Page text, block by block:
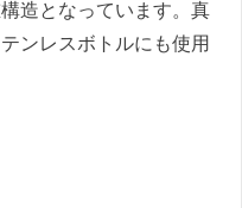
造となっています。真
ンレスボトルにも使用